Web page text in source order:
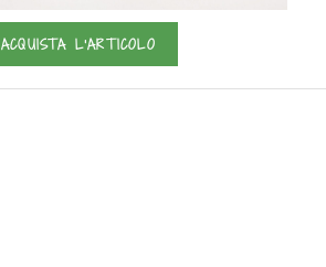
ACQUISTA L'ARTICOLO